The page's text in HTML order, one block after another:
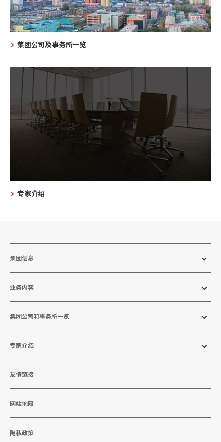
集团公司及事务所一览
专家介绍
集团信息
业务内容
集团公司和事务所一览
专家介绍
友情链接
网站地图
隐私政策